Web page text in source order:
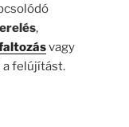
,
vagy
a felújítást.